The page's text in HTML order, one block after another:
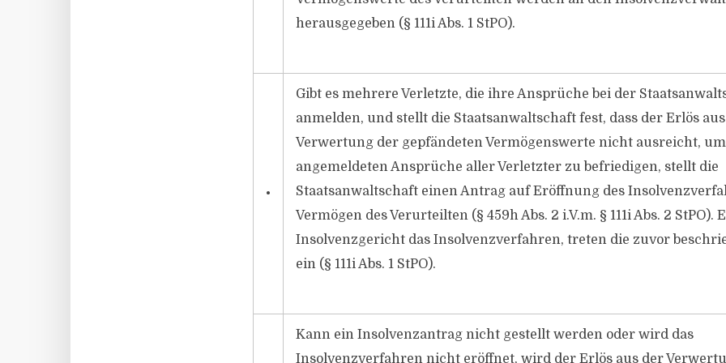
herausgegeben (§ 111i Abs. 1 StPO).
•
Gibt es mehrere Verletzte, die ihre Ansprüche bei der
anmelden, und stellt die Staatsanwaltschaft fest, dass der Erlös
Verwertung der gepfändeten Vermögenswerte nicht ausreicht,
angemeldeten Ansprüche aller Verletzter zu befriedigen, stellt die
Staatsanwaltschaft einen Antrag auf Eröffnung des
Vermögen des Verurteilten (§ 459h Abs. 2 i.V.m. § 111i Abs. 2 StPO).
Insolvenzgericht das Insolvenzverfahren, treten die zuvor
ein (§ 111i Abs. 1 StPO).
Kann ein Insolvenzantrag nicht gestellt werden oder wird das
Insolvenzverfahren nicht eröffnet, wird der Erlös aus der